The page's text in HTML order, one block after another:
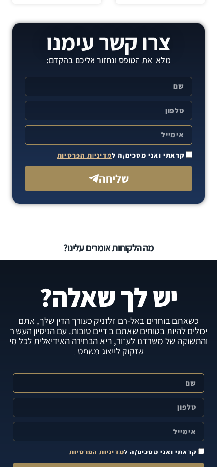
צרו קשר עימנו
מלאו את הטופס ונחזור אליכם בהקדם:
קראתי ואני מסכים/ה למדיניות הפרטיות
שליחה
מה הלקוחות אומרים עלינו?
יש לך שאלה?
כשאתם בוחרים באל-רם זלזניק כעורך הדין שלך, אתם
יכולים להיות בטוחים שאתם בידיים טובות. עם הניסיון העשיר
והתשוקה של משרדנו לעזור, היא הבחירה האידיאלית לכל מי
שזקוק לייצוג משפטי.
קראתי ואני מסכים/ה למדיניות הפרטיות